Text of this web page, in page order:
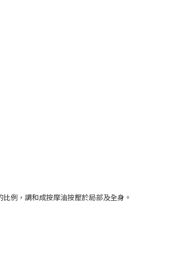
例，調和成按摩油按壓於局部及全身。